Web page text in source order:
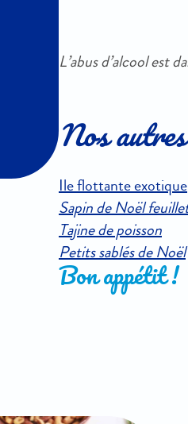
L’abus d’alcool est
Nos
Ile flottante exotique
Sapin de Noël
Tajine de poisson
Petits sablés de Noël
Bon appétit !